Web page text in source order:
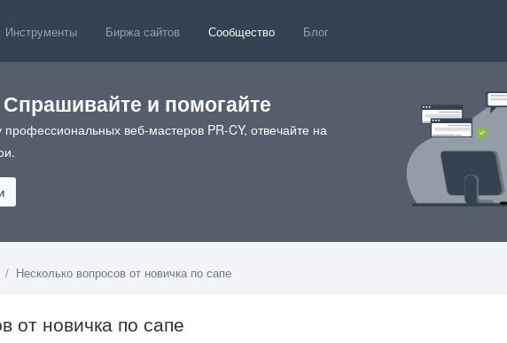
Инструменты Биржа сайтов Сообщество Блог
и помогайте
веб-мастеров PR-CY, отвечайте на
Несколько вопросов от новичка по сапе
от новичка по сапе